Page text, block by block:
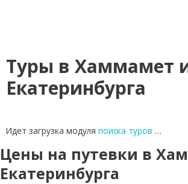
Туры в Хаммамет
Екатеринбурга
Идет загрузка модуля поиска туров …
Цены на путевки в
Екатеринбурга